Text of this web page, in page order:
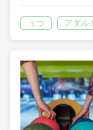
うつ アダル